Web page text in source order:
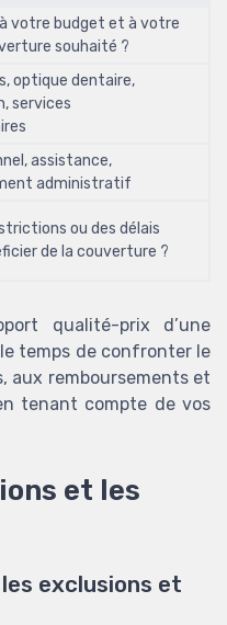
votre budget et à votre
souhaité ?
optique dentaire,
services
assistance,
administratif
ou des délais
de la couverture ?
qualité-prix d’une
temps de confronter le
aux remboursements et
tenant compte de vos
et les
exclusions et